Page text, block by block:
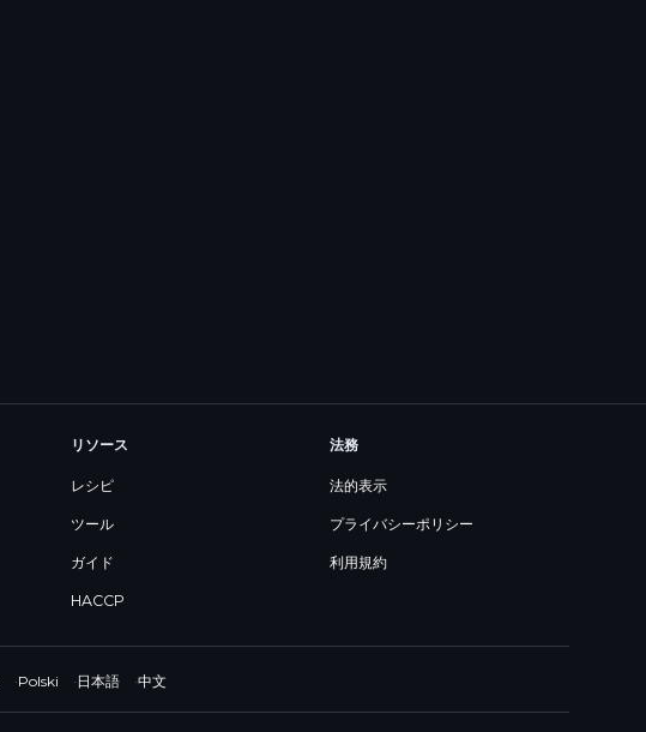
リソース
レシピ
ツール
ガイド
HACCP
法務
法的表示
プライバシーポリシー
利用規約
·Polski · 日本語 ·中文